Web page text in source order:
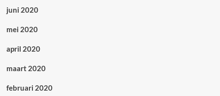
juni 2020
mei 2020
april 2020
maart 2020
februari 2020